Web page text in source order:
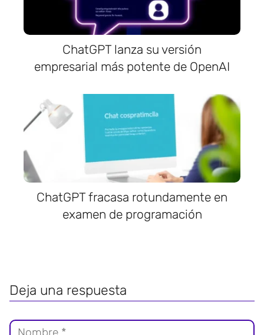
ChatGPT lanza su versión
empresarial más potente de OpenAI
ChatGPT fracasa rotundamente en
examen de programación
Deja una respuesta